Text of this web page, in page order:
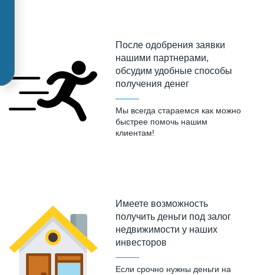
После одобрения заявки
нашими партнерами,
обсудим удобные способы
получения денег
Мы всегда стараемся как можно
быстрее помочь нашим
клиентам!
Имеете возможность
получить деньги под залог
недвижимости у наших
инвесторов
Если срочно нужны деньги на